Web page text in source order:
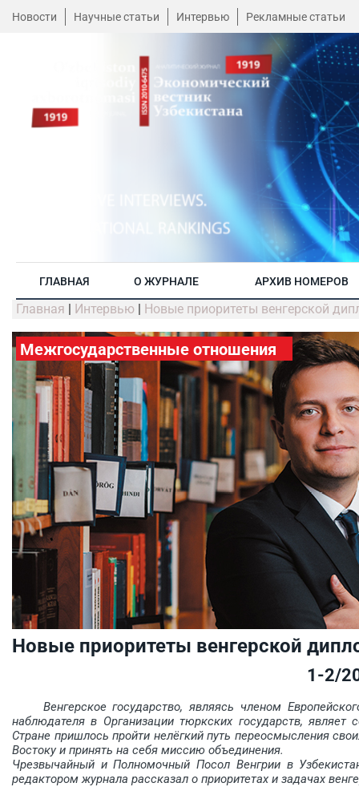
Новости Научные статьи Интервью Рекламные статьи
ГЛАВНАЯ О ЖУРНАЛЕ АРХИВ НОМЕРОВ
Главная | Интервью | Новые приоритеты венгерской
Межгосударственные отношения
Новые приоритеты венгерской
1-2/
Венгерское государство, являясь членом
наблюдателя в Организации тюркских государств,
Стране пришлось пройти нелёгкий путь переосмысления
Востоку и принять на себя миссию объединения.
Чрезвычайный и Полномочный Посол Венгрии в
редактором журнала рассказал о приоритетах и задачах